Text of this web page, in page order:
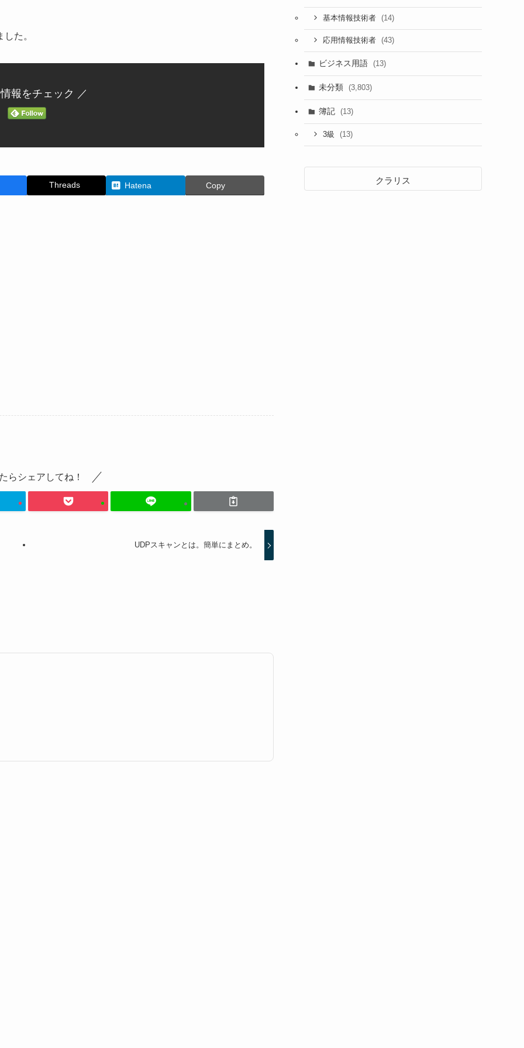
た。
報をチェック ／
Threads Hatena Copy
らシェアしてね！
UDPスキャンとは。簡単にまとめ。
基本情報技術者 (14)
応用情報技術者 (43)
ビジネス用語 (13)
未分類 (3,803)
簿記 (13)
3級 (13)
クラリス